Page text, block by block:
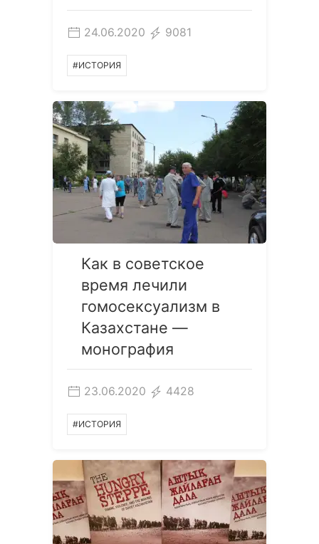
24.06.2020 9081
#ИСТОРИЯ
Как в советское
время лечили
гомосексуализм в
Казахстане —
монография
23.06.2020 4428
#ИСТОРИЯ